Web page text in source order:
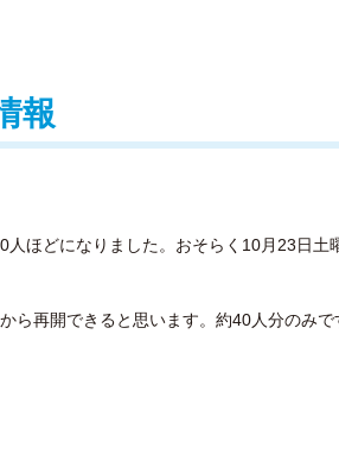
報
ほどになりました。おそらく10月23日土
ら再開できると思います。約40人分のみで